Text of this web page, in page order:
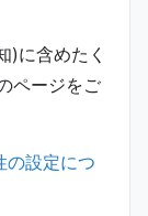
)に含めたく
ページをご
の設定につ